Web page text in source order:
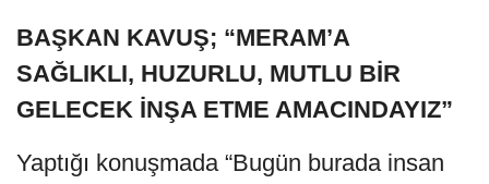
BAŞKAN KAVUŞ; “MERAM’A
SAĞLIKLI, HUZURLU, MUTLU BİR
GELECEK İNŞA ETME AMACINDAYIZ”
Yaptığı konuşmada “Bugün burada insan